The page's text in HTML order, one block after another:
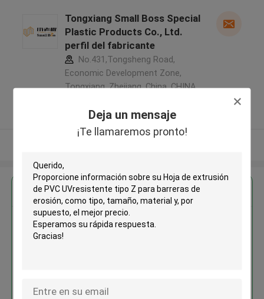
Deja un mensaje
¡Te llamaremos pronto!
Tongxiang Small Boss Special
Plastic Products Co., Ltd.
perfil del fabricante
No.431,Tongsheng Road,
Economic Development Zone,
Tongxiang, Zhejiang, China ,CHINA
Proveedor verificado
Obtenga el mejor precio por
Hoja de extrusión de PVC